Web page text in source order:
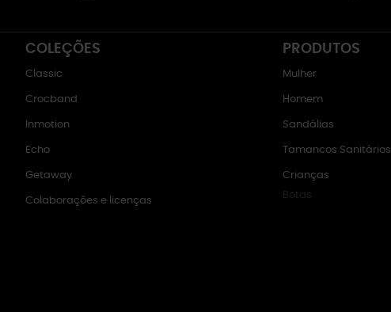
COLEÇÕES
Classic
Crocband
Inmotion
Echo
Getaway
Colaborações e licenças
PRODUTOS
Mulher
Homem
Sandálias
Tamancos Sanitários
Crianças
Botas